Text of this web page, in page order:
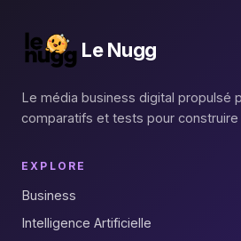
Le Nugg
Le média business digital propulsé
comparatifs et tests pour
EXPLORE
Business
Intelligence Artificielle